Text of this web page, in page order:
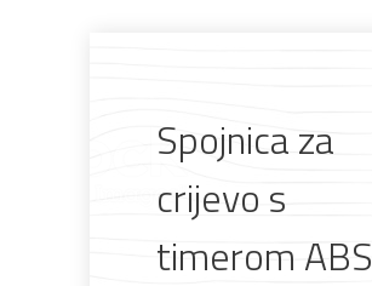
Pločasti
materijali
Alati i
pribor
Vrt i
okućnica
Spojnica za
crijevo s
timerom ABS